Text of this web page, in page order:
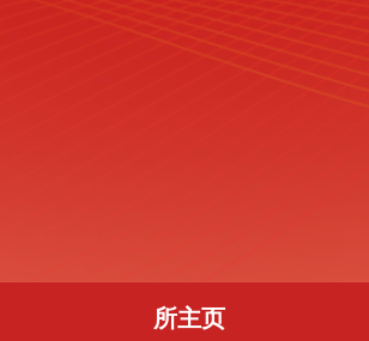
所主页